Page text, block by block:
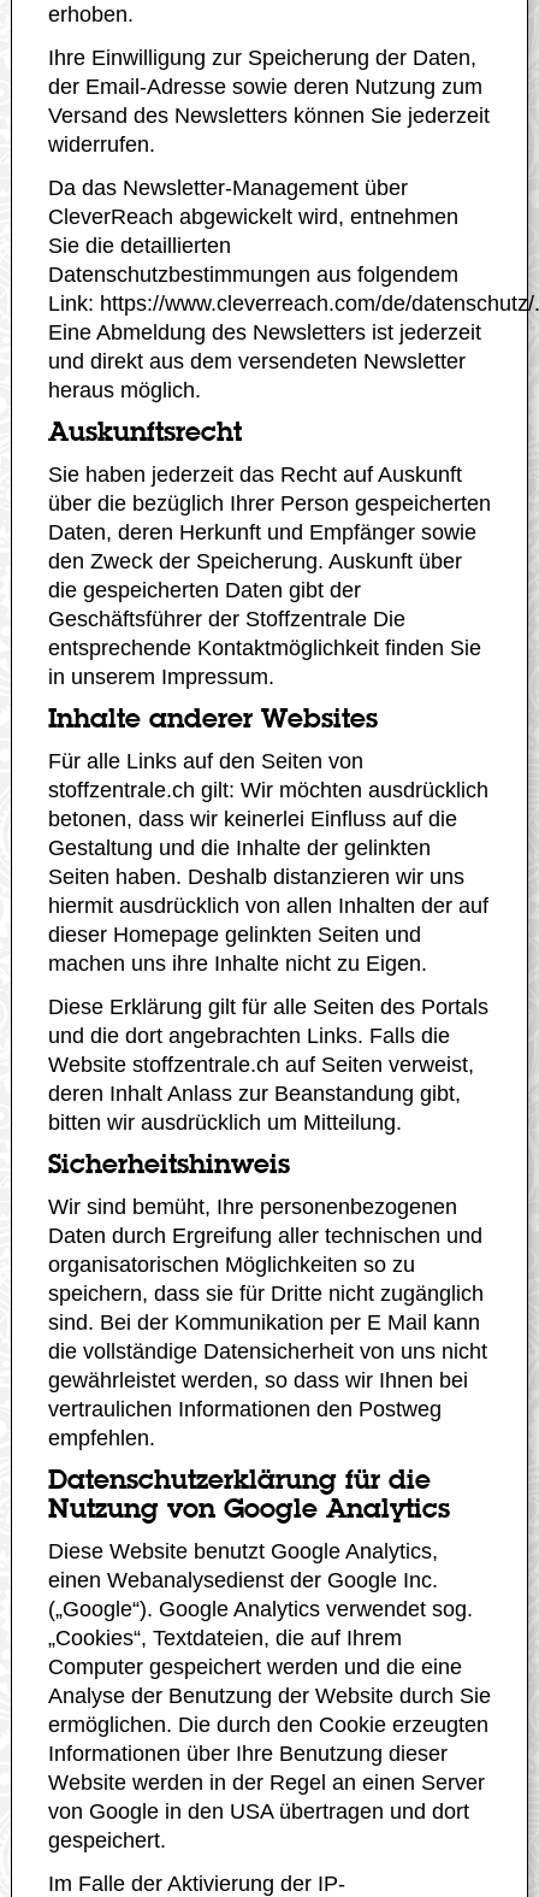
erhoben.
Ihre Einwilligung zur Speicherung der Daten,
der Email-Adresse sowie deren Nutzung zum
Versand des Newsletters können Sie jederzeit
widerrufen.
Da das Newsletter-Management über
CleverReach abgewickelt wird, entnehmen
Sie die detaillierten
Datenschutzbestimmungen aus folgendem
Link: https://www.cleverreach.com/de/datenschutz/.
Eine Abmeldung des Newsletters ist jederzeit
und direkt aus dem versendeten Newsletter
heraus möglich.
Auskunftsrecht
Sie haben jederzeit das Recht auf Auskunft
über die bezüglich Ihrer Person gespeicherten
Daten, deren Herkunft und Empfänger sowie
den Zweck der Speicherung. Auskunft über
die gespeicherten Daten gibt der
Geschäftsführer der Stoffzentrale Die
entsprechende Kontaktmöglichkeit finden Sie
in unserem Impressum.
Inhalte anderer Websites
Für alle Links auf den Seiten von
stoffzentrale.ch gilt: Wir möchten ausdrücklich
betonen, dass wir keinerlei Einfluss auf die
Gestaltung und die Inhalte der gelinkten
Seiten haben. Deshalb distanzieren wir uns
hiermit ausdrücklich von allen Inhalten der auf
dieser Homepage gelinkten Seiten und
machen uns ihre Inhalte nicht zu Eigen.
Diese Erklärung gilt für alle Seiten des Portals
und die dort angebrachten Links. Falls die
Website stoffzentrale.ch auf Seiten verweist,
deren Inhalt Anlass zur Beanstandung gibt,
bitten wir ausdrücklich um Mitteilung.
Sicherheitshinweis
Wir sind bemüht, Ihre personenbezogenen
Daten durch Ergreifung aller technischen und
organisatorischen Möglichkeiten so zu
speichern, dass sie für Dritte nicht zugänglich
sind. Bei der Kommunikation per E Mail kann
die vollständige Datensicherheit von uns nicht
gewährleistet werden, so dass wir Ihnen bei
vertraulichen Informationen den Postweg
empfehlen.
Datenschutzerklärung für die
Nutzung von Google Analytics
Diese Website benutzt Google Analytics,
einen Webanalysedienst der Google Inc.
(„Google“). Google Analytics verwendet sog.
„Cookies“, Textdateien, die auf Ihrem
Computer gespeichert werden und die eine
Analyse der Benutzung der Website durch Sie
ermöglichen. Die durch den Cookie erzeugten
Informationen über Ihre Benutzung dieser
Website werden in der Regel an einen Server
von Google in den USA übertragen und dort
gespeichert.
Im Falle der Aktivierung der IP-